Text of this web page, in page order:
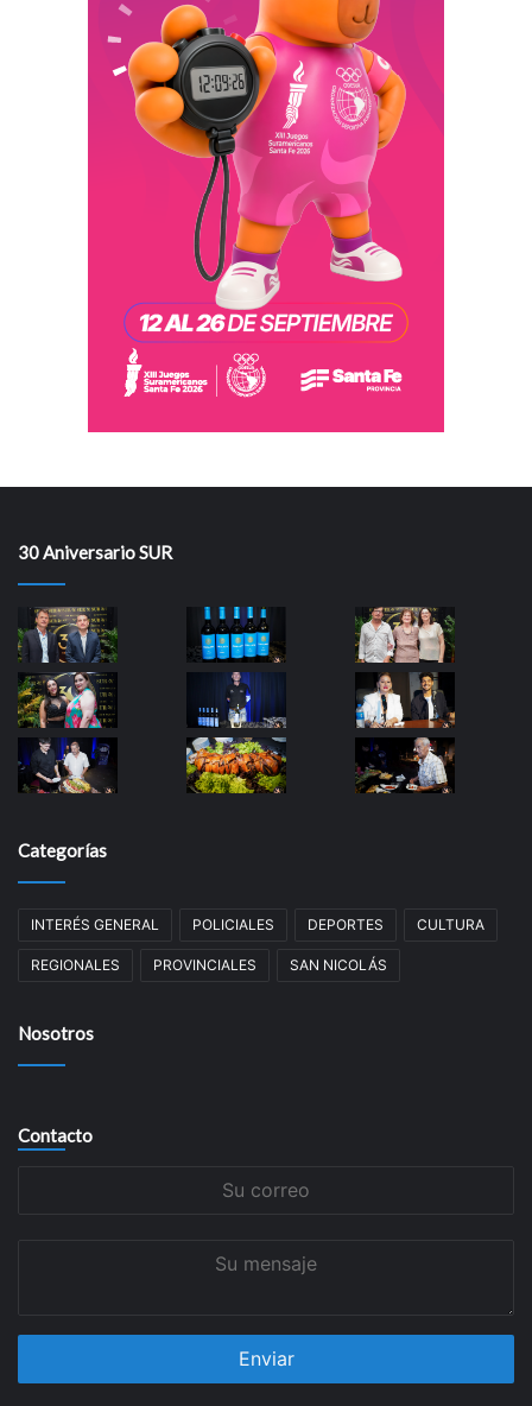
30 Aniversario SUR
Categorías
INTERÉS GENERAL POLICIALES DEPORTES CULTURA
REGIONALES PROVINCIALES SAN NICOLÁS
Nosotros
Contacto